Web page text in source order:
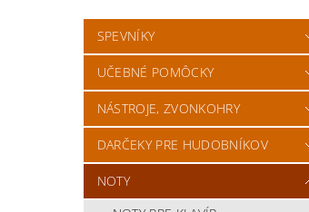
SPEVNÍKY
UČEBNÉ POMÔCKY
NÁSTROJE, ZVONKOHRY
DARČEKY PRE HUDOBNÍKOV
NOTY